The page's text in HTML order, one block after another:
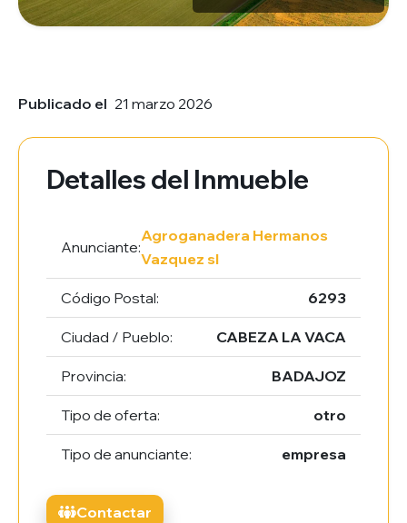
Publicado el 21 marzo 2026
Detalles del Inmueble
Anunciante:
Agroganadera Hermanos
Vazquez sl
Código Postal: 6293
Ciudad / Pueblo: CABEZA LA VACA
Provincia: BADAJOZ
Tipo de oferta: otro
Tipo de anunciante: empresa
Contactar